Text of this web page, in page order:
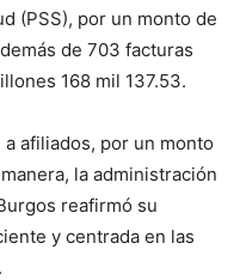
(PSS), por un monto de
de 703 facturas
168 mil 137.53.
afiliados, por un monto
la administración
reafirmó su
y centrada en las